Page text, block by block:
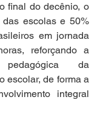
final do decênio, o
escolas e 50%
em jornada
reforçando a
pedagógica da
escolar, de forma a
integral